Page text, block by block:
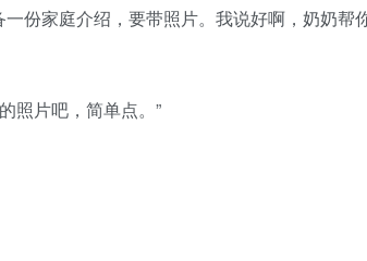
份家庭介绍，要带照片。我说好啊，奶奶帮
照片吧，简单点。”